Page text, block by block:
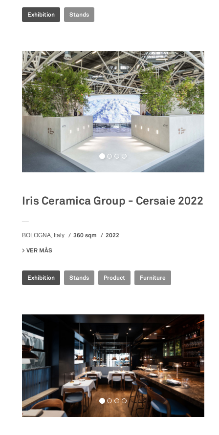
Exhibition Stands
Iris Ceramica Group - Cersaie 2022
BOLOGNA, Italy 360 sqm
2022
VER MÁS
Exhibition Stands Product Furniture